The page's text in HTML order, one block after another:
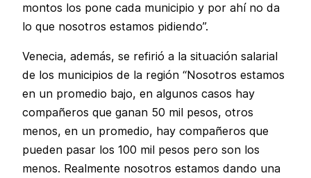
montos los pone cada municipio y por ahí no da
lo que nosotros estamos pidiendo”.
Venecia, además, se refirió a la situación salarial
de los municipios de la región “Nosotros estamos
en un promedio bajo, en algunos casos hay
compañeros que ganan 50 mil pesos, otros
menos, en un promedio, hay compañeros que
pueden pasar los 100 mil pesos pero son los
menos. Realmente nosotros estamos dando una